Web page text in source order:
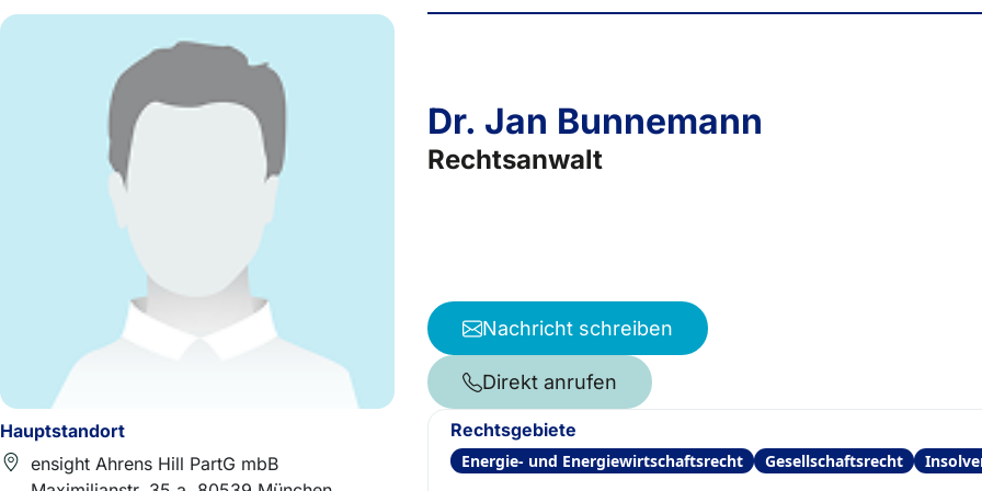
Hauptstandort
ensight Ahrens Hill PartG mbB
Dr. Jan Bunnemann
Rechtsanwalt
Nachricht schreiben
Direkt anrufen
Rechtsgebiete
Energie- und Energiewirtschaftsrecht Gesellschaftsrecht